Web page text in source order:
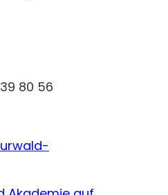
80 56
akademie.org
auf Linkedin